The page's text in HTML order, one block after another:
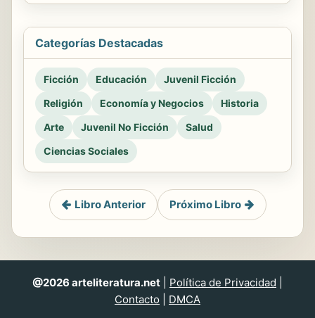
Categorías Destacadas
Ficción Educación
Juvenil Ficción
Religión
Economía y Negocios
Historia
Arte
Juvenil No Ficción
Salud
Ciencias Sociales
Libro Anterior Próximo Libro
@2026 arteliteratura.net Política de Privacidad
Contacto
DMCA